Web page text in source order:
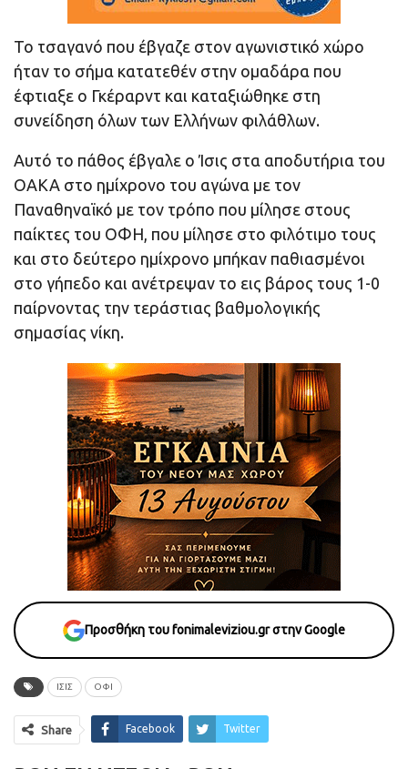
Το τσαγανό που έβγαζε στον αγωνιστικό χώρο
ήταν το σήμα κατατεθέν στην ομαδάρα που
έφτιαξε ο Γκέραρντ και καταξιώθηκε στη
συνείδηση όλων των Ελλήνων φιλάθλων.
Αυτό το πάθος έβγαλε ο Ίσις στα αποδυτήρια του
ΟΑΚΑ στο ημίχρονο του αγώνα με τον
Παναθηναϊκό με τον τρόπο που μίλησε στους
παίκτες του ΟΦΗ, που μίλησε στο φιλότιμο τους
και στο δεύτερο ημίχρονο μπήκαν παθιασμένοι
στο γήπεδο και ανέτρεψαν το εις βάρος τους 1-0
παίρνοντας την τεράστιας βαθμολογικής
σημασίας νίκη.
Προσθήκη του fonimaleviziou.gr στην Google
ΙΣΙΣ ΟΦΙ
Share Facebook Twitter